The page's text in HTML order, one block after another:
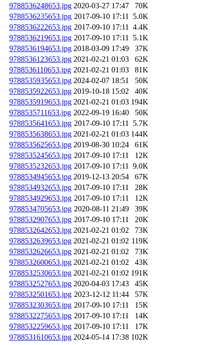
9788536248653.jpg 2020-03-27 17:47
70K
9788536235653.jpg 2017-09-10 17:11 5.0K
9788536222653.jpg 2017-09-10 17:11 4.4K
9788536219653.jpg 2017-09-10 17:11 5.1K
9788536194653.jpg 2018-03-09 17:49
37K
9788536123653.jpg 2021-02-21 01:03
62K
9788536110653.jpg 2021-02-21 01:03
81K
9788535935653.jpg 2024-02-07 18:51
50K
9788535922653.jpg 2019-10-18 15:02
40K
9788535919653.jpg 2021-02-21 01:03 194K
9788535711653.jpg 2022-09-19 16:40
50K
9788535641653.jpg 2017-09-10 17:11 5.7K
9788535638653.jpg 2021-02-21 01:03 144K
9788535625653.jpg 2019-08-30 10:24
61K
9788535245653.jpg 2017-09-10 17:11
12K
9788535232653.jpg 2017-09-10 17:11 9.0K
9788534945653.jpg 2019-12-13 20:54
67K
9788534932653.jpg 2017-09-10 17:11
28K
9788534929653.jpg 2017-09-10 17:11
12K
9788534705653.jpg 2020-08-11 21:49
39K
9788532907653.jpg 2017-09-10 17:11
20K
9788532642653.jpg 2021-02-21 01:02
73K
9788532639653.jpg 2021-02-21 01:02 119K
9788532626653.jpg 2021-02-21 01:02
73K
9788532600653.jpg 2021-02-21 01:02
43K
9788532530653.jpg 2021-02-21 01:02 191K
9788532527653.jpg 2020-04-03 17:43
45K
9788532501653.jpg 2023-12-12 11:44
57K
9788532303653.jpg 2017-09-10 17:11
15K
9788532275653.jpg 2017-09-10 17:11
14K
9788532259653.jpg 2017-09-10 17:11
17K
9788531610653.jpg 2024-05-14 17:38 102K